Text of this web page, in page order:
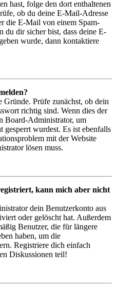
hast, folge den dort enthaltenen
ob du deine E-Mail-Adresse
die E-Mail von einem Spam-
du dir sicher bist, dass deine E-
wurde, dann kontaktiere
Prüfe zunächst, ob dein
richtig sind. Wenn dies der
Board-Administrator, um
gesperrt wurdest. Es ist ebenfalls
mit der Website
lösen muss.
kann mich aber nicht
dein Benutzerkonto aus
oder gelöscht hat. Außerdem
Benutzer, die für längere
haben, um die
Registriere dich einfach
Diskussionen teil!